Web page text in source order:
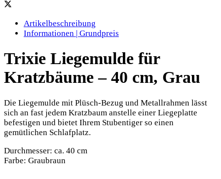
Artikelbeschreibung
Informationen | Grundpreis
Trixie Liegemulde für
Kratzbäume – 40 cm, Grau
Die Liegemulde mit Plüsch-Bezug und Metallrahmen lässt
sich an fast jedem Kratzbaum anstelle einer Liegeplatte
befestigen und bietet Ihrem Stubentiger so einen
gemütlichen Schlafplatz.
Durchmesser: ca. 40 cm
Farbe: Graubraun